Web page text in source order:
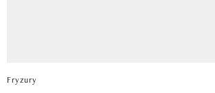
Fryzury